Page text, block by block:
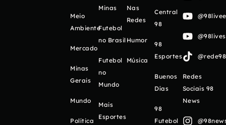
Meio
Ambiente
Mercado
Minas
Gerais
Mundo
Política
Minas
Futebol
no Brasil
Futebol
no
Mundo
Mais
Esportes
Nas
Redes
Humor
Música
Central
98
98
Esportes
Buenos
Días
98
Futebol
Redes
Sociais 98
News